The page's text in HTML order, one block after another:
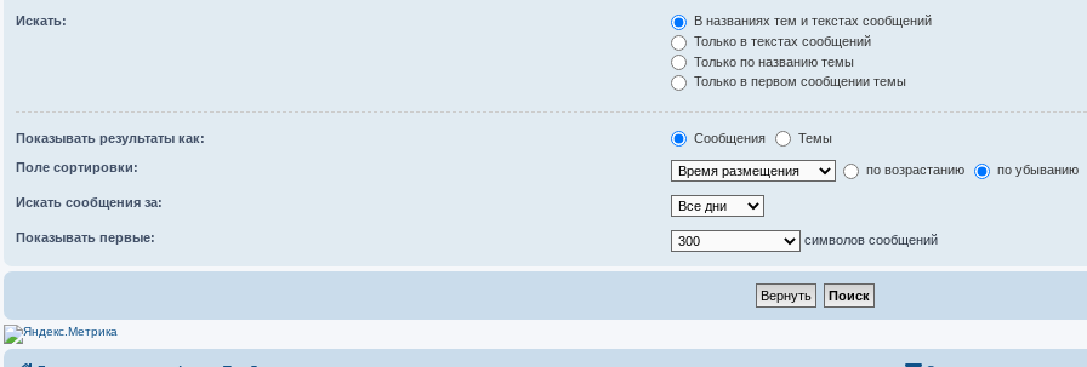
Искать:
В названиях тем и текстах сообщений
Только в текстах сообщений
Только по названию темы
Только в первом сообщении темы
Показывать результаты как: Сообщения Темы
Поле сортировки: по возрастанию по убыванию
Искать сообщения за:
Показывать первые: символов сообщений